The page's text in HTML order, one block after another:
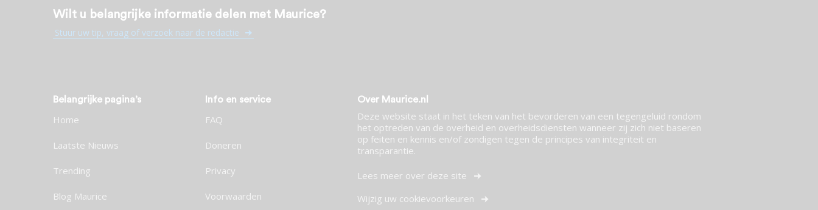
Wilt u belangrijke informatie delen met Maurice?
Stuur uw tip, vraag of verzoek naar de redactie
Belangrijke pagina’s
Home
Laatste Nieuws
Trending
Blog Maurice
Info en service
FAQ
Doneren
Privacy
Voorwaarden
Over Maurice.nl
Deze website staat in het teken van het bevorderen van een tegengeluid rondom
het optreden van de overheid en overheidsdiensten wanneer zij zich niet baseren
op feiten en kennis en/of zondigen tegen de principes van integriteit en
transparantie.
Lees meer over deze site
Wijzig uw cookievoorkeuren